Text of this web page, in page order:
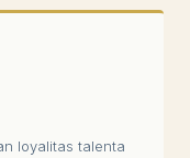
loyalitas talenta